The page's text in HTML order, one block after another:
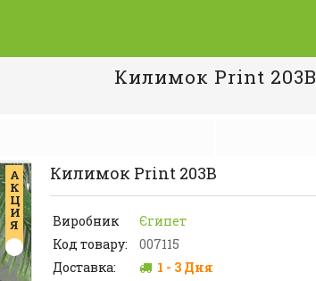
Килимок Print 203В
А
К
Ц
И
Я
Килимок Print 203В
Виробник
Єгипет
Код товару:
007115
Доставка:
1 - 3 Дня